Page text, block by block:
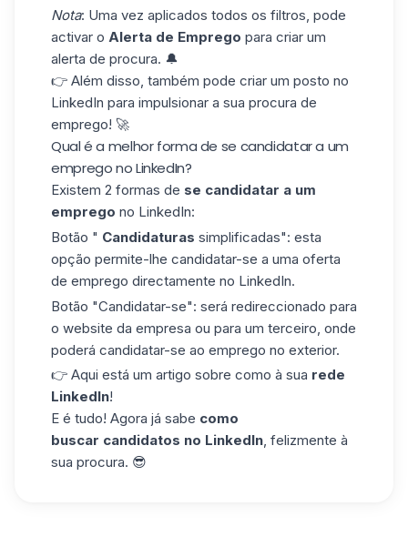
Nota: Uma vez aplicados todos os filtros, pode
activar o Alerta de Emprego para criar um
alerta de procura. 🔔
👉 Além disso, também pode criar um posto no
LinkedIn para impulsionar a sua procura de
emprego! 🚀
Qual é a melhor forma de se candidatar a um
emprego no LinkedIn?
Existem 2 formas de se candidatar a um
emprego no LinkedIn:
Botão " Candidaturas simplificadas": esta
opção permite-lhe candidatar-se a uma oferta
de emprego directamente no LinkedIn.
Botão "Candidatar-se": será redireccionado para
o website da empresa ou para um terceiro, onde
poderá candidatar-se ao emprego no exterior.
👉 Aqui está um artigo sobre como à sua rede
LinkedIn!
E é tudo! Agora já sabe como
buscar candidatos no LinkedIn, felizmente à
sua procura. 😎